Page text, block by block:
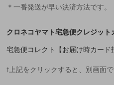
＊一番発送が早い決済方法です。
クロネコヤマト宅急便クレジット
宅急便コレクト【お届け時カード
↑上記をクリックすると、別画面